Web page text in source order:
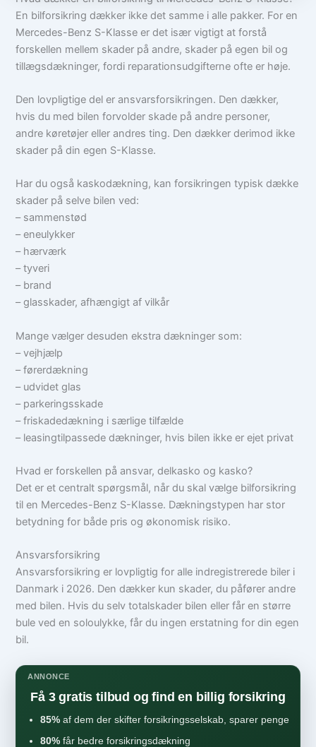
En bilforsikring dækker ikke det samme i alle pakker. For en
Mercedes-Benz S-Klasse er det især vigtigt at forstå
forskellen mellem skader på andre, skader på egen bil og
tillægsdækninger, fordi reparationsudgifterne ofte er høje.
Den lovpligtige del er ansvarsforsikringen. Den dækker,
hvis du med bilen forvolder skade på andre personer,
andre køretøjer eller andres ting. Den dækker derimod ikke
skader på din egen S-Klasse.
Har du også kaskodækning, kan forsikringen typisk dække
skader på selve bilen ved:
– sammenstød
– eneulykker
– hærværk
– tyveri
– brand
– glasskader, afhængigt af vilkår
Mange vælger desuden ekstra dækninger som:
– vejhjælp
– førerdækning
– udvidet glas
– parkeringsskade
– friskadedækning i særlige tilfælde
– leasingtilpassede dækninger, hvis bilen ikke er ejet privat
Hvad er forskellen på ansvar, delkasko og kasko?
Det er et centralt spørgsmål, når du skal vælge bilforsikring
til en Mercedes-Benz S-Klasse. Dækningstypen har stor
betydning for både pris og økonomisk risiko.
Ansvarsforsikring
Ansvarsforsikring er lovpligtig for alle indregistrerede biler i
Danmark i 2026. Den dækker kun skader, du påfører andre
med bilen. Hvis du selv totalskader bilen eller får en større
bule ved en soloulykke, får du ingen erstatning for din egen
bil.
ANNONCE
Få 3 gratis tilbud og find en billig forsikring
85% af dem der skifter forsikringsselskab, sparer penge
80% får bedre forsikringsdækning